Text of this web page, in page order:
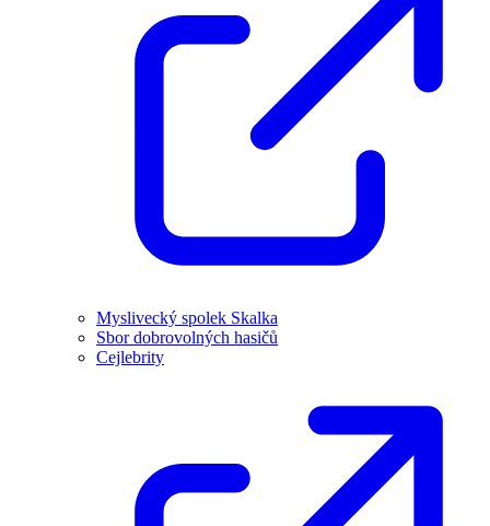
Myslivecký spolek Skalka
Sbor dobrovolných hasičů
Cejlebrity